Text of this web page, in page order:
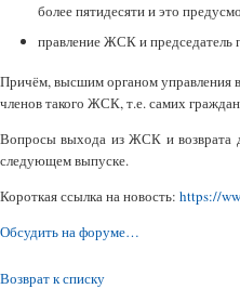
более пятидесяти и это
правление ЖСК и
Причём, высшим органом управления
членов такого ЖСК, т.е. самих
Вопросы выхода из ЖСК и возврата
следующем выпуске.
Короткая ссылка на новость: https://
Обсудить на форуме…
Возврат к списку